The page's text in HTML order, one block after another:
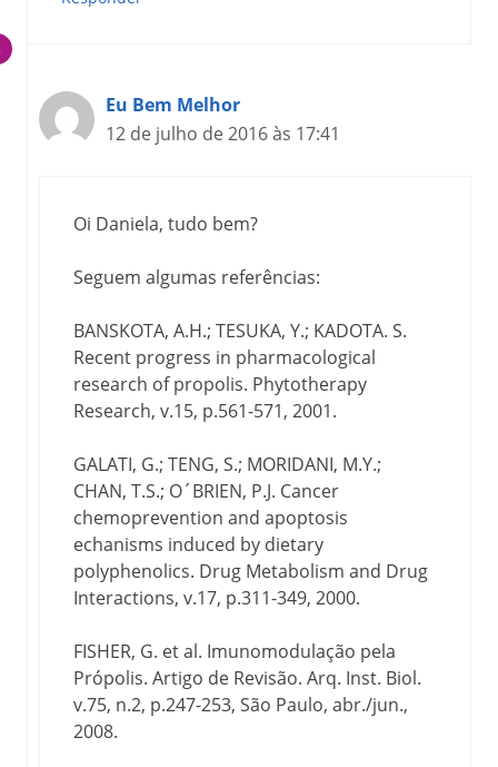
Eu Bem Melhor
12 de julho de 2016 às 17:41
Oi Daniela, tudo bem?
Seguem algumas referências:
BANSKOTA, A.H.; TESUKA, Y.; KADOTA. S.
Recent progress in pharmacological
research of propolis. Phytotherapy
Research, v.15, p.561-571, 2001.
GALATI, G.; TENG, S.; MORIDANI, M.Y.;
CHAN, T.S.; O´BRIEN, P.J. Cancer
chemoprevention and apoptosis
echanisms induced by dietary
polyphenolics. Drug Metabolism and Drug
Interactions, v.17, p.311-349, 2000.
FISHER, G. et al. Imunomodulação pela
Própolis. Artigo de Revisão. Arq. Inst. Biol.
v.75, n.2, p.247-253, São Paulo, abr./jun.,
2008.